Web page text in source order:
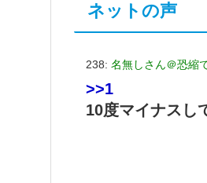
ネットの声
238: 名無しさん＠恐縮
>>1
10度マイナスし